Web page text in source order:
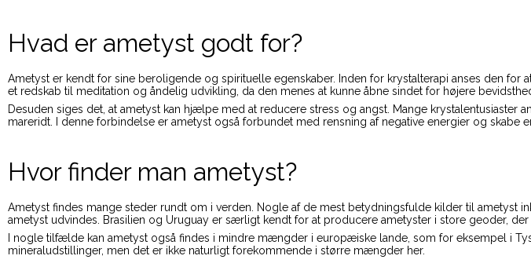
Hvad er ametyst godt for?
Ametyst er kendt for sine beroligende og spirituelle egenskaber. Inden for krystalterapi anses den
et redskab til meditation og åndelig udvikling, da den menes at kunne åbne sindet for højere
Desuden siges det, at ametyst kan hjælpe med at reducere stress og angst. Mange
mareridt. I denne forbindelse er ametyst også forbundet med rensning af negative energier og skabe
Hvor finder man ametyst?
Ametyst findes mange steder rundt om i verden. Nogle af de mest betydningsfulde kilder til ametyst
ametyst udvindes. Brasilien og Uruguay er særligt kendt for at producere ametyster i store geoder,
I nogle tilfælde kan ametyst også findes i mindre mængder i europæiske lande, som for eksempel i
mineraludstillinger, men det er ikke naturligt forekommende i større mængder her.